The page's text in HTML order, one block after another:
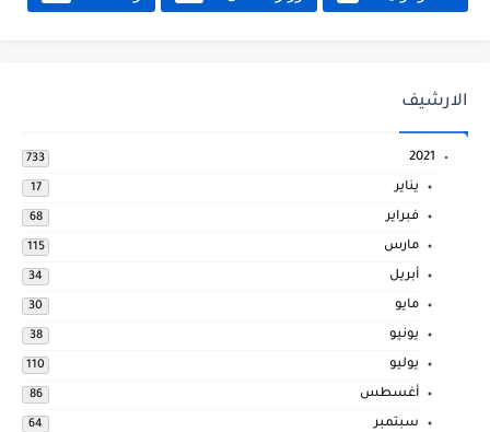
الارشيف
2021
733
يناير 17
فبراير 68
مارس 115
أبريل 34
مايو 30
يونيو 38
يوليو 110
أغسطس 86
سبتمبر 64